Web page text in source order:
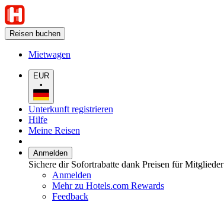
Reisen buchen
Mietwagen
EUR
•
Unterkunft registrieren
Hilfe
Meine Reisen
Anmelden
Sichere dir Sofortrabatte dank Preisen für Mitglieder
Anmelden
Mehr zu Hotels.com Rewards
Feedback